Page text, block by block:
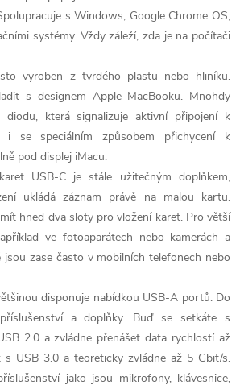
s Windows, Google Chrome OS,
systémy. Vždy záleží, zda je na počítači
vyroben z tvrdého plastu nebo hliníku.
s designem Apple MacBooku. Mnohdy
diodu, která signalizuje aktivní připojení k
i se speciálním způsobem přichycení k
pod displej iMacu.
USB-C je stále užitečným doplňkem,
ukládá záznam právě na malou kartu.
hned dva sloty pro vložení karet. Pro větší
ve fotoaparátech nebo kamerách a
jsou zase často v mobilních telefonech nebo
disponuje nabídkou USB-A portů. Do
a doplňky. Buď se setkáte s
2.0 a zvládne přenášet data rychlostí až
USB 3.0 a teoreticky zvládne až 5 Gbit/s.
jako jsou mikrofony, klávesnice,